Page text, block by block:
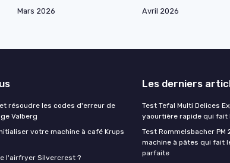
Mars 2026
Avril 2026
résoudre les codes d'erreur de
Valberg
votre machine à café Krups
l'airfryer Silvercrest ?
Les derniers
Test Tefal Multi Delices
yaourtière rapide qui fait
Test Rommelsbacher PM
machine à pâtes qui fait
parfaite